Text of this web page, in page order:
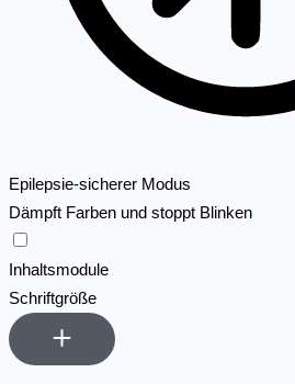
Epilepsie-sicherer Modus
Dämpft Farben und stoppt Blinken
Inhaltsmodule
Schriftgröße